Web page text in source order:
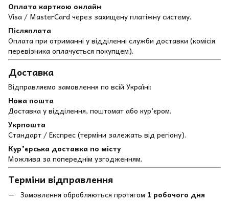
Оплата карткою онлайн
Visa / MasterCard через захищену платіжну систему.
Післяплата
Оплата при отриманні у відділенні служби доставки (комісія
перевізника оплачується покупцем).
Доставка
Відправляємо замовлення по всій Україні:
Нова пошта
Доставка у відділення, поштомат або кур’єром.
Укрпошта
Стандарт / Експрес (терміни залежать від регіону).
Кур’єрська доставка по місту
Можлива за попереднім узгодженням.
Терміни відправлення
Замовлення обробляються протягом 1 робочого дня